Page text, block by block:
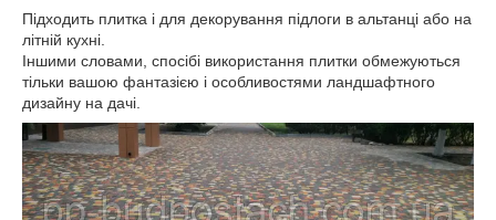
Підходить плитка і для декорування підлоги в альтанці або на
літній кухні.
Іншими словами, спосібі використання плитки обмежуються
тільки вашою фантазією і особливостями ландшафтного
дизайну на дачі.